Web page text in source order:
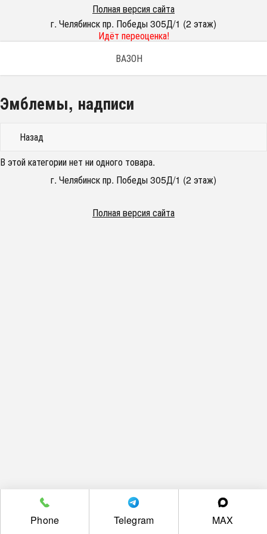
Полная версия сайта
г. Челябинск пр. Победы 305Д/1 (2 этаж)
Идёт переоценка!
ВАЗОН
Эмблемы, надписи
Назад
В этой категории нет ни одного товара.
г. Челябинск пр. Победы 305Д/1 (2 этаж)
Полная версия сайта
Phone Telegram MAX